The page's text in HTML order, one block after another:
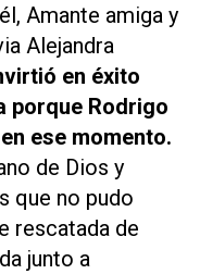
, Amante amiga y
Alejandra
en éxito
porque Rodrigo
ese momento.
de Dios y
que no pudo
rescatada de
junto a